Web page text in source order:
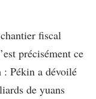
fiscal
précisément ce
Pékin a dévoilé
de yuans